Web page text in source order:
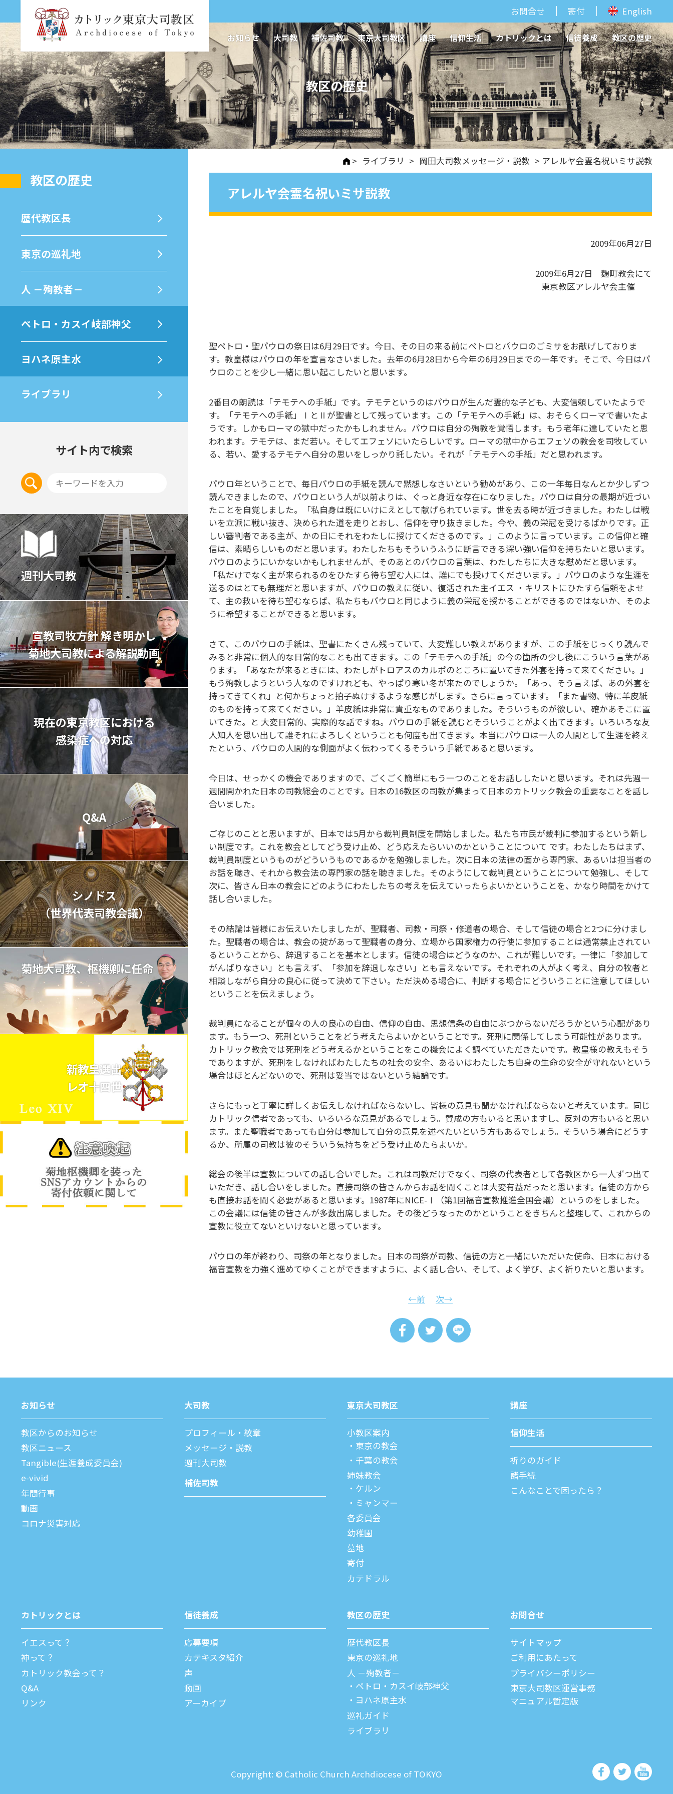
お問合せ 寄付 English
お知らせ 大司教 補佐司教 東京大司教区 講座 信仰生活 カトリックとは 信徒養成 教区の歴史
教区の歴史
> ライブラリ > 岡田大司教メッセージ・説教 > アレルヤ会霊名祝いミサ説教
アレルヤ会霊名祝いミサ説教
2009年06月27日
2009年6月27日 麹町教会にて
東京教区アレルヤ会主催
聖ペトロ・聖パウロの祭日は6月29日です。今日、その日の来る前にペトロとパウロのごミサをお献げしておりま
す。教皇様はパウロの年を宣言なさいました。去年の6月28日から今年の6月29日までの一年です。そこで、今日はパ
ウロのことを少し一緒に思い起こしたいと思います。
2番目の朗読は「テモテへの手紙」です。テモテというのはパウロが生んだ霊的な子ども、大変信頼していたようで
す。「テモテへの手紙」ⅠとⅡが聖書として残っています。この「テモテへの手紙」は、おそらくローマで書いたよ
うです。しかもローマの獄中だったかもしれません。パウロは自分の殉教を覚悟します。もう老年に達していたと思
われます。テモテは、まだ若い。そしてエフェソにいたらしいです。ローマの獄中からエフェソの教会を司牧してい
る、若い、愛するテモテへ自分の思いをしっかり託したい。それが「テモテへの手紙」だと思われます。
パウロ年ということで、毎日パウロの手紙を読んで黙想しなさいという勧めがあり、この一年毎日なんとか少しずつ
読んできましたので、パウロという人が以前よりは、ぐっと身近な存在になりました。パウロは自分の最期が近づい
たことを自覚しました。「私自身は既にいけにえとして献げられています。世を去る時が近づきました。わたしは戦
いを立派に戦い抜き、決められた道を走りとおし、信仰を守り抜きました。今や、義の栄冠を受けるばかりです。正
しい審判者である主が、かの日にそれをわたしに授けてくださるのです。」このように言っています。この信仰と確
信は、素晴らしいものだと思います。わたしたちもそういうふうに断言できる深い強い信仰を持ちたいと思います。
パウロのようにいかないかもしれませんが、そのあとのパウロの言葉は、わたしたちに大きな慰めだと思います。
「私だけでなく主が来られるのをひたすら待ち望む人には、誰にでも授けてくださいます。」パウロのような生涯を
送るのはとても無理だと思いますが、パウロの教えに従い、復活された主イエス ・キリストにひたすら信頼をよせ
て、主の救いを待ち望むならば、私たちもパウロと同じように義の栄冠を授かることができるのではないか、そのよ
うに希望することができると思います。
さて、このパウロの手紙は、聖書にたくさん残っていて、大変難しい教えがありますが、この手紙をじっくり読んで
みると非常に個人的な日常的なことも出てきます。この「テモテへの手紙」の今の箇所の少し後にこういう言葉があ
ります。「あなたが来るときには、わたしがトロアスのカルポのところに置いてきた外套を持って来てください。」
もう殉教しようという人なのですけれども、やっぱり寒い冬が来たのでしょうか。「あっ、そう言えば、あの外套を
持ってきてくれ」と何かちょっと拍子ぬけするような感じがします。さらに言っています。「また書物、特に羊皮紙
のものを持って来てください。」羊皮紙は非常に貴重なものでありました。そういうものが欲しい、確かあそこに置
いてきた。と 大変日常的、実際的な話ですね。パウロの手紙を読むとそういうことがよく出てきます。いろいろな友
人知人を思い出して誰それによろしくということも何度も出てきます。本当にパウロは一人の人間として生涯を終え
たという、パウロの人間的な側面がよく伝わってくるそういう手紙であると思います。
今日は、せっかくの機会でありますので、ごくごく簡単にもう一つのことをお話ししたいと思います。それは先週一
週間開かれた日本の司教総会のことです。日本の16教区の司教が集まって日本のカトリック教会の重要なことを話し
合いました。
ご存じのことと思いますが、日本では5月から裁判員制度を開始しました。私たち市民が裁判に参加するという新し
い制度です。これを教会としてどう受け止め、どう応えたらいいのかということについて です。わたしたちはまず、
裁判員制度というものがどういうものであるかを勉強しました。次に日本の法律の面から専門家、あるいは担当者の
お話を聴き、それから教会法の専門家の話を聴きました。そのようにして裁判員ということについて勉強し、そして
次に、皆さん日本の教会にどのようにわたしたちの考えを伝えていったらよいかということを、かなり時間をかけて
話し合いました。
その結論は皆様にお伝えいたしましたが、聖職者、司教・司祭・修道者の場合、そして信徒の場合と2つに分けまし
た。聖職者の場合は、教会の掟があって聖職者の身分、立場から国家権力の行使に参加することは通常禁止されてい
るということから、辞退することを基本とします。信徒の場合はどうなのか、これが難しいです。一律に「参加して
がんばりなさい」とも言えず、「参加を辞退しなさい」とも言えないです。それぞれの人がよく考え、自分の牧者と
相談しながら自分の良心に従って決めて下さい。ただ決める場合に、判断する場合にどういうことに注意してほしい
ということを伝えましょう。
裁判員になることが個々の人の良心の自由、信仰の自由、思想信条の自由にぶつからないだろうかという心配があり
ます。もう一つ、死刑ということをどう考えたらよいかということです。死刑に関係してしまう可能性があります。
カトリック教会では死刑をどう考えるかということをこの機会によく調べていただきたいです。教皇様の教えもそう
でありますが、死刑をしなければわたしたちの社会の安全、あるいはわたしたち自身の生命の安全が守れないという
場合はほとんどないので、死刑は妥当ではないという結論です。
さらにもっと丁寧に詳しくお伝えしなければならないし、皆様の意見も聞かなければならないと考えています。同じ
カトリック信者であっても、いろいろな意見があるでしょう。賛成の方もいると思いますし、反対の方もいると思い
ます。また聖職者であっても自分は参加して自分の意見を述べたいという方もあるでしょう。そういう場合にどうす
るか、所属の司教は彼のそういう気持ちをどう受け止めたらよいか。
総会の後半は宣教についての話し合いでした。これは司教だけでなく、司祭の代表者として各教区から一人ずつ出て
いただき、話し合いをしました。直接司祭の皆さんからお話を聞くことは大変有益だったと思います。信徒の方から
も直接お話を聞く必要があると思います。1987年にNICE-Ⅰ（第1回福音宣教推進全国会議）というのをしました。
この会議には信徒の皆さんが多数出席しました。その後どうなったのかということをきちんと整理して、これからの
宣教に役立てないといけないと思っています。
パウロの年が終わり、司祭の年となりました。日本の司祭が司教、信徒の方と一緒にいただいた使命、日本における
福音宣教を力強く進めてゆくことができますように、よく話し合い、そして、よく学び、よく祈りたいと思います。
←前 次→
教区の歴史
歴代教区⻑
東京の巡礼地
⼈ －殉教者－
ペトロ・カスイ岐部神父
ヨハネ原主水
ライブラリ
サイト内で検索
週刊大司教
宣教司牧⽅針 解き明かし
菊地⼤司教による解説動画
現在の東京教区における
感染症への対応
Q&A
シノドス
（世界代表司教会議）
菊地大司教、枢機卿に任命
新教皇選出
レオ十四世
お知らせ
教区からのお知らせ
教区ニュース
Tangible(生涯養成委員会)
e-vivid
年間⾏事
動画
コロナ災害対応
⼤司教
プロフィール・紋章
メッセージ・説教
週刊⼤司教
補佐司教
東京⼤司教区
⼩教区案内
東京の教会
千葉の教会
姉妹教会
ケルン
ミャンマー
各委員会
幼稚園
墓地
寄付
カテドラル
講座
信仰⽣活
祈りのガイド
諸⼿続
こんなことで困ったら？
カトリックとは
イエスって？
神って？
カトリック教会って？
Q&A
リンク
信徒養成
応募要項
カテキスタ紹介
声
動画
アーカイブ
教区の歴史
歴代教区⻑
東京の巡礼地
⼈ －殉教者－
ペトロ・カスイ岐部神父
ヨハネ原主水
巡礼ガイド
ライブラリ
お問合せ
サイトマップ
ご利⽤にあたって
プライバシーポリシー
東京大司教区運営事務
マニュアル暫定版
Copyright: © Catholic Church Archdiocese of TOKYO